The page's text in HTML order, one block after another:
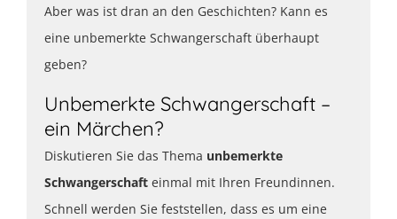
Aber was ist dran an den Geschichten? Kann es
eine unbemerkte Schwangerschaft überhaupt
geben?
Unbemerkte Schwangerschaft –
ein Märchen?
Diskutieren Sie das Thema unbemerkte
Schwangerschaft einmal mit Ihren Freundinnen.
Schnell werden Sie feststellen, dass es um eine